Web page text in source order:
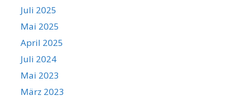
Juli 2025
Mai 2025
April 2025
Juli 2024
Mai 2023
März 2023